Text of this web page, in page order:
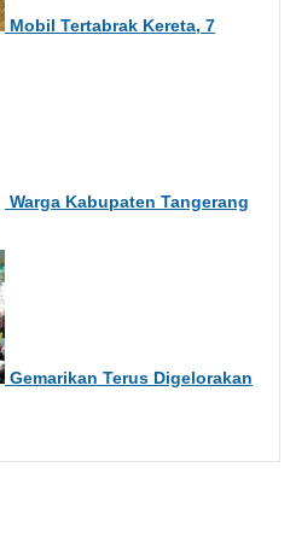
Mobil Tertabrak Kereta, 7
Warga Kabupaten Tangerang
Gemarikan Terus Digelorakan